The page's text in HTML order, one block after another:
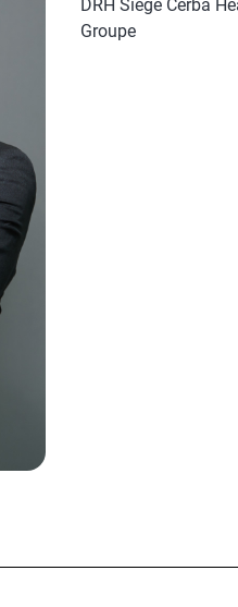
DRH Siège Cerba
Groupe